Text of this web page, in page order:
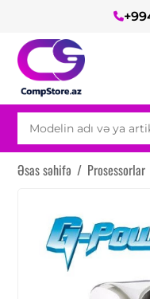
Əsas səhifə / Prosessorlar